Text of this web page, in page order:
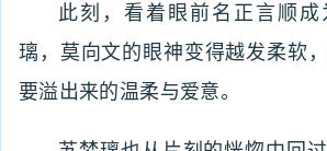
此刻，看着眼前名正言顺
璃，莫向文的眼神变得越发柔软
要溢出来的温柔与爱意。